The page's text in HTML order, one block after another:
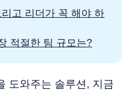
고 리더가 꼭 해야 하
적절한 팀 규모는?
도와주는 솔루션, 지금